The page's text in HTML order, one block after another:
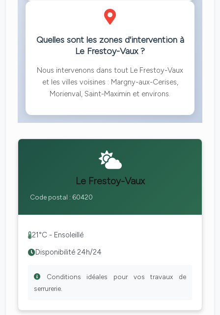
Quelles sont les zones d'intervention à
Le Frestoy-Vaux ?
Nous intervenons dans tout Le Frestoy-Vaux
et les villes voisines : Margny-aux-Cerises,
Morienval, Saint-Maximin et environs.
Le Frestoy-Vaux
Code postal : 60420
21°C - Ensoleillé
Disponibilité 24h/24
Conditions idéales pour vos travaux de
serrurerie.